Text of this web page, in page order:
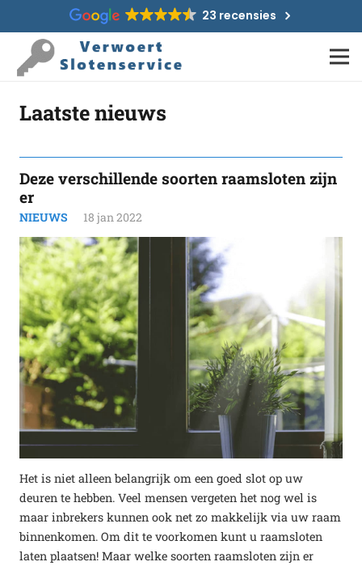
23 recensies
Laatste nieuws
Deze verschillende soorten raamsloten zijn
er
NIEUWS 18 jan 2022
Het is niet alleen belangrijk om een goed slot op uw
deuren te hebben. Veel mensen vergeten het nog wel is
maar inbrekers kunnen ook net zo makkelijk via uw raam
binnenkomen. Om dit te voorkomen kunt u raamsloten
laten plaatsen! Maar welke soorten raamsloten zijn er